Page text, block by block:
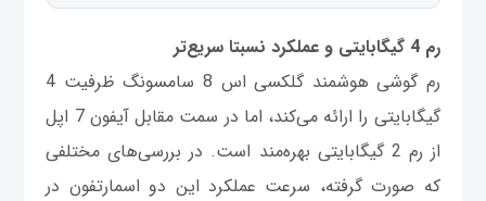
رم 4 گیگابایتی و عملکرد نسبتا سریع‌تر
رم گوشی هوشمند گلکسی اس 8 سامسونگ ظرفیت 4
گیگابایتی را ارائه می‌کند، اما در سمت مقابل آیفون 7 اپل
از رم 2 گیگابایتی بهره‌مند است. در بررسی‌های مختلفی
که صورت گرفته، سرعت عملکرد این دو اسمارتفون در